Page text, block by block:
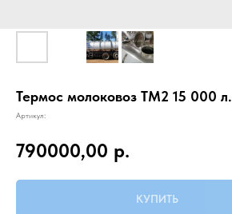
Термос молоковоз ТМ2 15 000 л.
Артикул:
790000,00 р.
КУПИТЬ